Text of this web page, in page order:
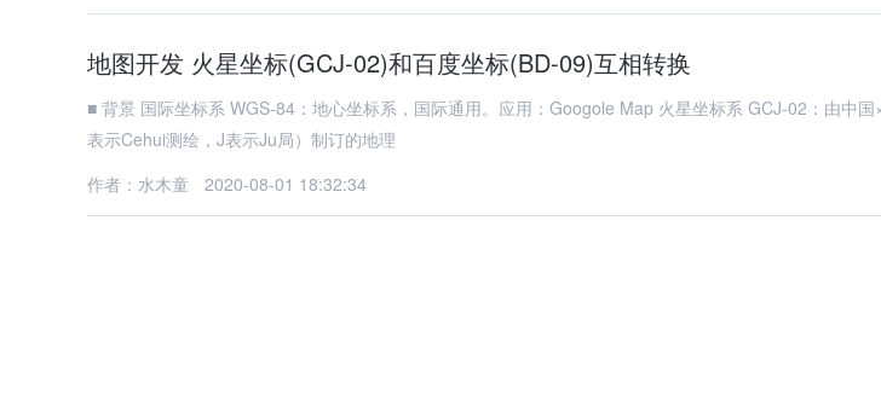
地图开发 火星坐标(GCJ-02)和百度坐标(BD-09)互相转换
■ 背景 国际坐标系 WGS-84：地心坐标系，国际通用。应用：Googole Map 火星坐标系 GCJ-02：由中国×××（G表示Guojia国家，C
表示Cehui测绘，J表示Ju局）制订的地理
作者：水木童
2020-08-01 18:32:34